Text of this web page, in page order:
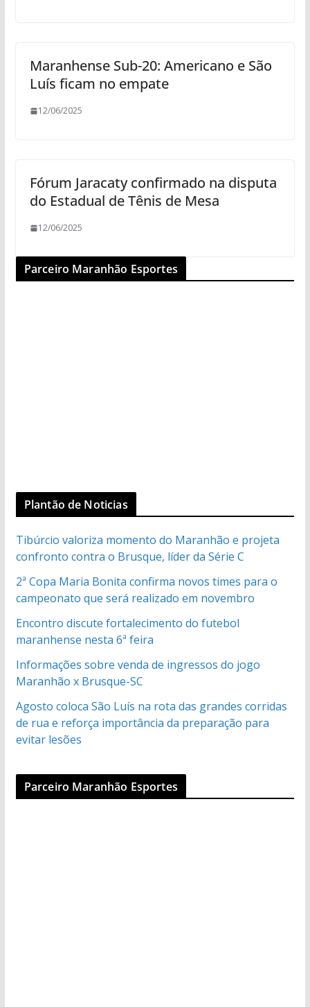
Maranhense Sub-20: Americano e São
Luís ficam no empate
12/06/2025
Fórum Jaracaty confirmado na disputa
do Estadual de Tênis de Mesa
12/06/2025
Parceiro Maranhão Esportes
Plantão de Noticias
Tibúrcio valoriza momento do Maranhão e projeta
confronto contra o Brusque, líder da Série C
2ª Copa Maria Bonita confirma novos times para o
campeonato que será realizado em novembro
Encontro discute fortalecimento do futebol
maranhense nesta 6ª feira
Informações sobre venda de ingressos do jogo
Maranhão x Brusque-SC
Agosto coloca São Luís na rota das grandes corridas
de rua e reforça importância da preparação para
evitar lesões
Parceiro Maranhão Esportes